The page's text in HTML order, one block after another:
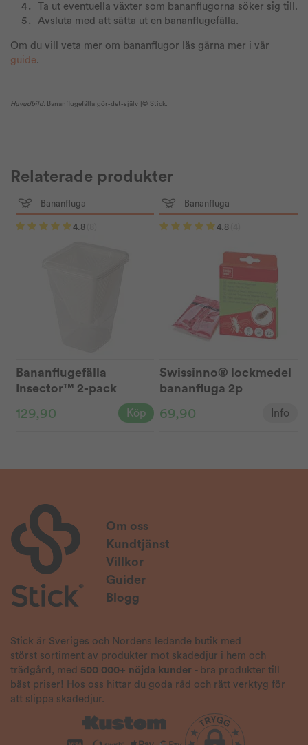
Ta ut eventuella växter som bananflugorna söker sig till.
Avsluta med att sätta ut en bananflugefälla.
Om du vill veta mer om bananflugor läs gärna mer i vår
guide.
Huvudbild: Bananflugefälla gör-det-själv [© Stick.
Relaterade produkter
Bananfluga
4.8
Bananflugefälla
Insector™ 2-pack
129,90 Köp
Bananfluga
4.8
Swissinno® lockmedel
bananfluga 2p
69,90 Info
Om oss
Kundtjänst
Villkor
Guider
Blogg
Stick är Sveriges och Nordens ledande butik med
störst sortiment av produkter mot skadedjur i hem och
trädgård, med 500 000+ nöjda kunder - bra produkter till
bäst priser! Hos oss hittar du goda råd och rätt verktyg för
att slippa skadedjur.